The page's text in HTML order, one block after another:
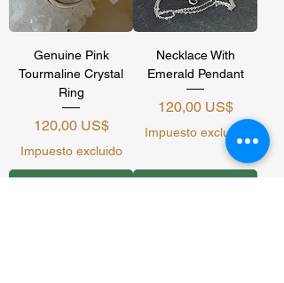
Genuine Pink
Tourmaline Crystal
Ring
Precio
120,00 US$
Impuesto excluido
Necklace With
Emerald Pendant
Precio
120,00 US$
Impuesto excluido